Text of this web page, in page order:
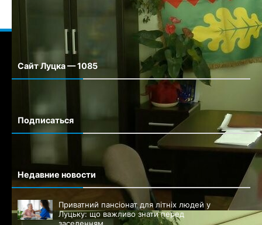
Сайт Луцка — 1085
Подписаться
Недавние новости
Приватний пансіонат для літніх людей у
Луцьку: що важливо знати перед